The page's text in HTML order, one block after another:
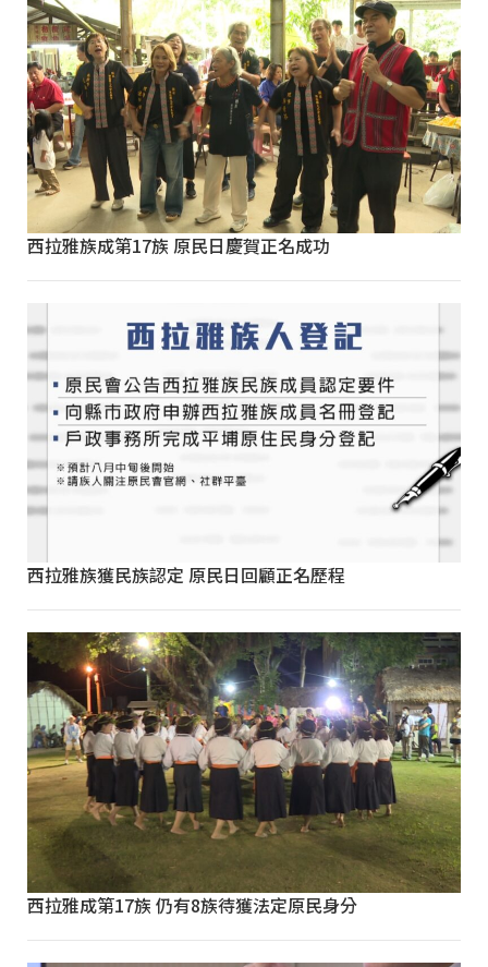
西拉雅族成第17族 原民日慶賀正名成功
西拉雅族獲民族認定 原民日回顧正名歷程
西拉雅成第17族 仍有8族待獲法定原民身分